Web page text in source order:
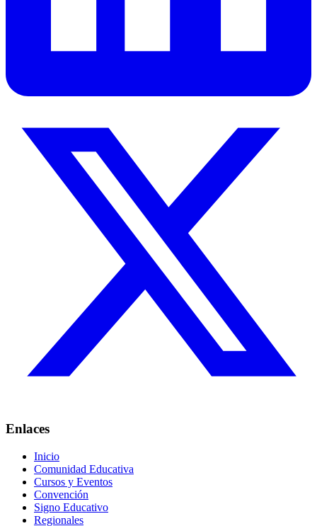
Enlaces
Inicio
Comunidad Educativa
Cursos y Eventos
Convención
Signo Educativo
Regionales